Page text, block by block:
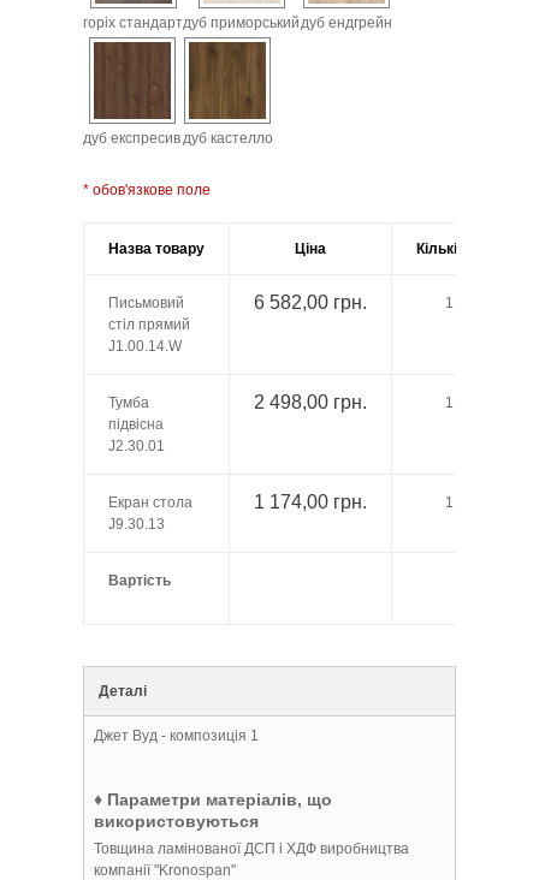
горіх стандартдуб приморськийдуб ендгрейн
дуб експресивдуб кастелло
* обов'язкове поле
Назва товару Ціна Кількість
Письмовий
стіл прямий
J1.00.14.W
6 582,00 грн. 1
Тумба
підвісна
J2.30.01
2 498,00 грн. 1
Екран стола
J9.30.13
1 174,00 грн. 1
Вартість
Деталі
Джет Вуд - композиція 1
♦ Параметри матеріалів, що
використовуються
Товщина ламінованої ДСП і ХДФ виробництва
компанії "Kronospan"